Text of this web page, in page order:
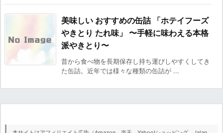
美味しい おすすめの缶詰 「ホテイフーズ
やきとり たれ味」 〜手軽に味わえる本格
派やきとり〜
昔から食べ物を長期保存し持ち運びしやすくしてき
た缶詰。近年では様々な種類の缶詰が ...